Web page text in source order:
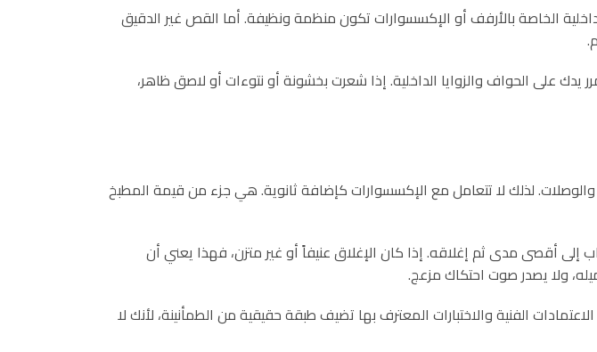
الخاصة بالأرفف أو الإكسسوارات تكون منظمة ونظيفة. أما القص غير الدقيق
على الحواف والزوايا الداخلية. إذا شعرت بخشونة أو نتوءات أو لاصق ظاهر،
والوصلات. لذلك لا تتعامل مع الإكسسوارات كإضافة ثانوية. هي جزء من قيمة المطبخ
أقصى مدى ثم إغلاقه. إذا كان الإغلاق عنيفاً أو غير متزن، فهذا يعني أن
ولا يصدر صوت احتكاك مزعج.
الفنية والاختبارات المعترف بها تضيف طبقة حقيقية من الطمأنينة، لأنك لا